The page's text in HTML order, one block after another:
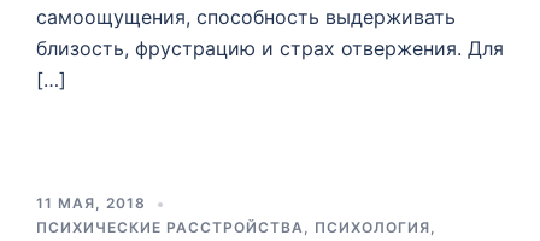
самоощущения, способность выдерживать
близость, фрустрацию и страх отвержения. Для
[…]
11 МАЯ, 2018
ПСИХИЧЕСКИЕ РАССТРОЙСТВА, ПСИХОЛОГИЯ,